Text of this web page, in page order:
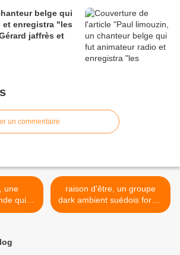
belge qui
enregistra "les
jaffrès et
un commentaire
qui fit
et partit
raison d'être, un groupe
dark ambient suédois formé
en 1991 avec une